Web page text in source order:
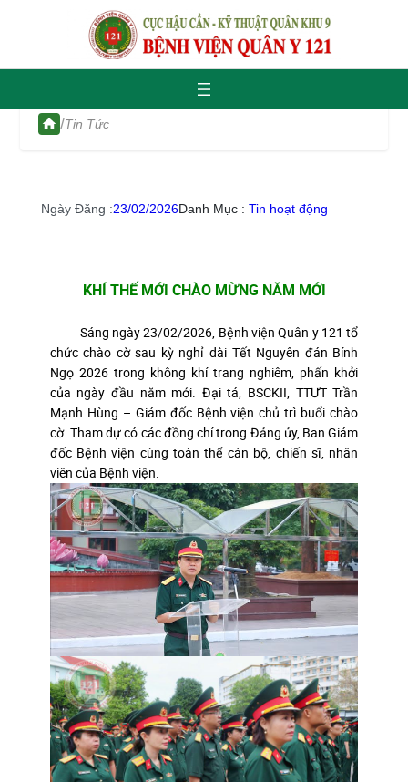
/Tin Tức
Ngày Đăng :23/02/2026Danh Mục : Tin hoạt động
KHÍ THẾ MỚI CHÀO MỪNG NĂM MỚI
​ Sáng ngày 23/02/2026, Bệnh viện Quân y 121 tổ
chức chào cờ sau kỳ nghỉ dài Tết Nguyên đán Bính
Ngọ 2026 trong không khí trang nghiêm, phấn khởi
của ngày đầu năm mới. Đại tá, BSCKII, TTƯT Trần
Mạnh Hùng – Giám đốc Bệnh viện chủ trì buổi chào
cờ. Tham dự có các đồng chí trong Đảng ủy, Ban Giám
đốc Bệnh viện cùng toàn thể cán bộ, chiến sĩ, nhân
viên của Bệnh viện.